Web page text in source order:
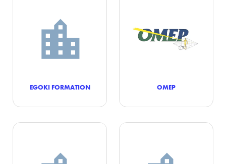
EGOKI FORMATION OMEP